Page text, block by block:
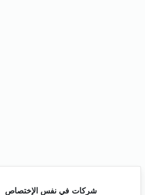
شركات في نفس الإختصاص